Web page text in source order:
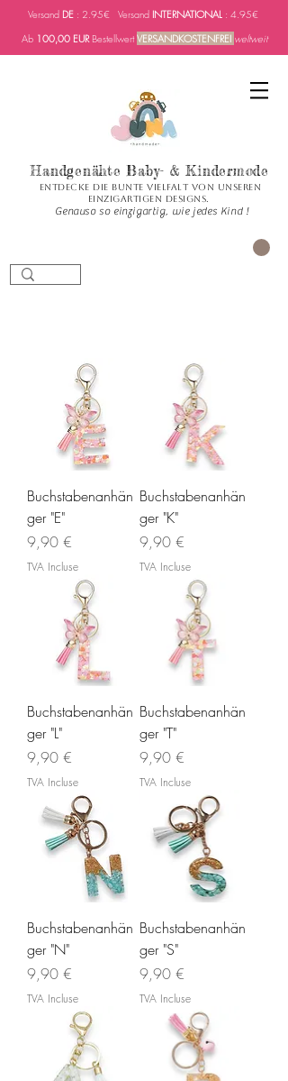
Versand DE : 2.95€ Versand INTERNATIONAL : 4.95€
Ab 100,00 EURBestellwertVERSANDKOSTENFREI weltweit
Handgenähte Baby- & Kindermode
Entdecke die bunte Vielfalt von unseren
einzigartigen Designs.
Genauso so einzigartig, wie jedes Kind !
Buchstabenanhän
ger "E"
Prix
9,90 €
TVA Incluse
Buchstabenanhän
ger "K"
Prix
9,90 €
TVA Incluse
Buchstabenanhän
ger "L"
Prix
9,90 €
TVA Incluse
Buchstabenanhän
ger "T"
Prix
9,90 €
TVA Incluse
Buchstabenanhän
ger "N"
Prix
9,90 €
TVA Incluse
Buchstabenanhän
ger "S"
Prix
9,90 €
TVA Incluse